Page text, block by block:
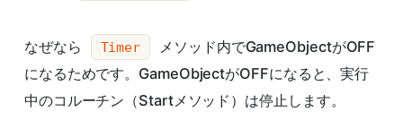
なぜなら Timer
メソッド内でGameObjectがOFF
になるためです。GameObjectがOFFになると、実行
中のコルーチン（Startメソッド）は停止します。